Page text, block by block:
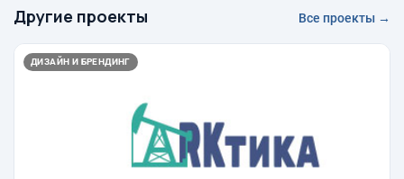
Другие проекты Все проекты →
ДИЗАЙН И БРЕНДИНГ